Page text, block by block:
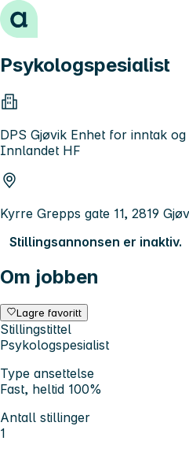
Hopp til innhold
Psykologspesialist
DPS Gjøvik Enhet for inntak
Innlandet HF
Kyrre Grepps gate 11, 2819
Stillingsannonsen er inaktiv.
Om jobben
Lagre favoritt
Stillingstittel
Psykologspesialist
Type ansettelse
Fast, heltid 100%
Antall stillinger
1